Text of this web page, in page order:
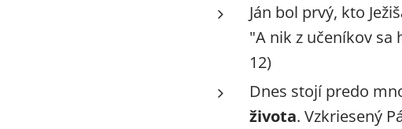
Ján bol prvý, kto
"A nik z učeníkov sa
12)
Dnes stojí predo
života. Vzkriesený